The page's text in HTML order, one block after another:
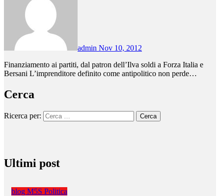
admin Nov 10, 2012
Finanziamento ai partiti, dal patron dell’Ilva soldi a Forza Italia e
Bersani L’imprenditore definito come antipolitico non perde…
Cerca
Ricerca per:
Ultimi post
blog M5S Politica